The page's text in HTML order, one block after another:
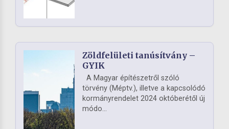
Zöldfelületi tanúsítvány –
GYIK
A Magyar építészetről szóló
törvény (Méptv.), illetve a kapcsolódó
kormányrendelet 2024 októberétől új
módo...